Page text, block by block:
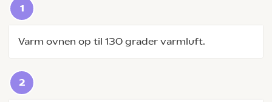
Varm ovnen op til 130 grader varmluft.